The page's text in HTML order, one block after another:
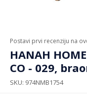
Postavi prvi recenziju na
HANAH
CO - 029,
SKU 974NMB1754